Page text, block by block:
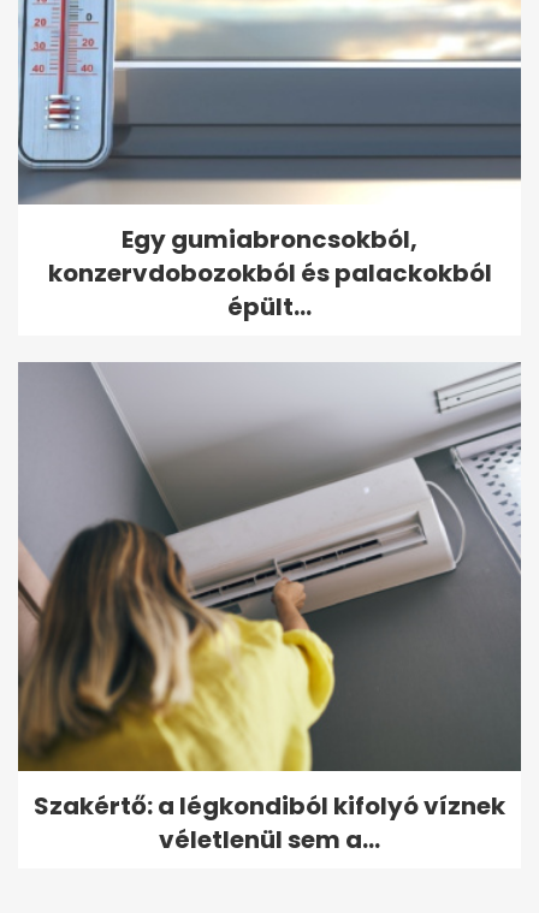
Egy gumiabroncsokból,
konzervdobozokból és palackokból
épült...
Szakértő: a légkondiból kifolyó víznek
véletlenül sem a...